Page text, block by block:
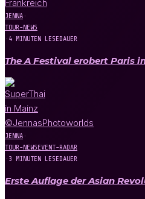
JENNA ·
TOUR-NEWS
· 4 MINUTEN LESEDAUER
The A Festival erobert Paris
JENNA ·
TOUR-NEWSEVENT-RADAR
· 3 MINUTEN LESEDAUER
Erste Auflage der Asian